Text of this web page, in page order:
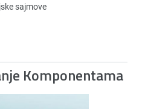
sajmove
Komponentama